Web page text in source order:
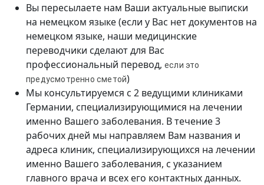
Вы пересылаете нам Ваши актуальные выписки
на немецком языке (если у Вас нет документов на
немецком языке, наши медицинские
переводчики сделают для Вас
профессиональный перевод, если это
предусмотренно сметой)
Мы консультируемся с 2 ведущими клиниками
Германии, специализирующимися на лечении
именно Вашего заболевания. В течение 3
рабочих дней мы направляем Вам названия и
адреса клиник, специализирующихся на лечении
именно Вашего заболевания, с указанием
главного врача и всех его контактных данных.